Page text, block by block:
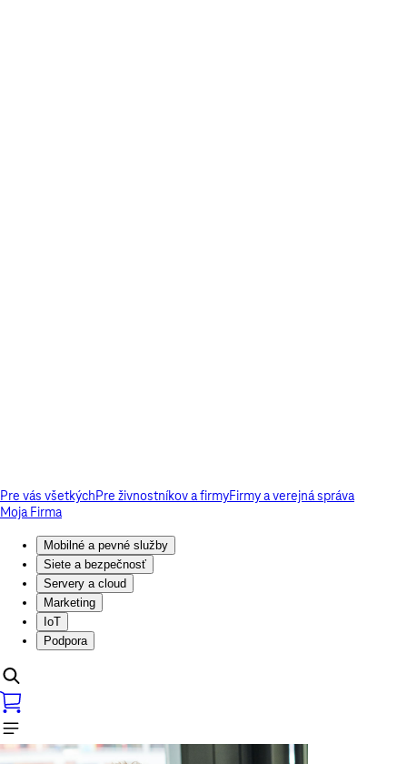
Pre vás všetkýchPre živnostníkov a firmyFirmy a verejná správa
Moja Firma
Mobilné a pevné služby
Siete a bezpečnosť
Servery a cloud
Marketing
IoT
Podpora